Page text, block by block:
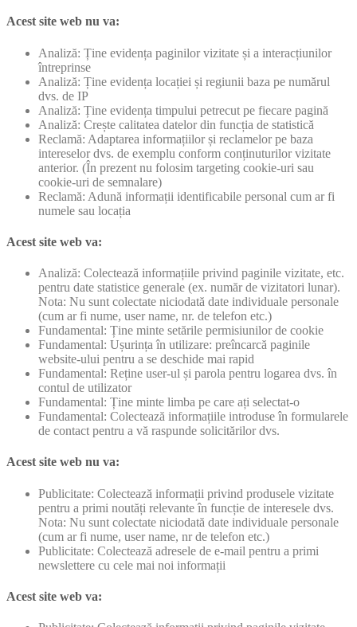
Acest site web nu va:
Analiză: Ține evidența paginilor vizitate și a interacțiunilor
întreprinse
Analiză: Ține evidența locației și regiunii baza pe numărul
dvs. de IP
Analiză: Ține evidența timpului petrecut pe fiecare pagină
Analiză: Crește calitatea datelor din funcția de statistică
Reclamă: Adaptarea informațiilor și reclamelor pe baza
intereselor dvs. de exemplu conform conținuturilor vizitate
anterior. (În prezent nu folosim targeting cookie-uri sau
cookie-uri de semnalare)
Reclamă: Adună informații identificabile personal cum ar fi
numele sau locația
Acest site web va:
Analiză: Colectează informațiile privind paginile vizitate, etc.
pentru date statistice generale (ex. număr de vizitatori lunar).
Nota: Nu sunt colectate niciodată date individuale personale
(cum ar fi nume, user name, nr. de telefon etc.)
Fundamental: Ține minte setările permisiunilor de cookie
Fundamental: Ușurința în utilizare: preîncarcă paginile
website-ului pentru a se deschide mai rapid
Fundamental: Reține user-ul și parola pentru logarea dvs. în
contul de utilizator
Fundamental: Ține minte limba pe care ați selectat-o
Fundamental: Colectează informațiile introduse în formularele
de contact pentru a vă raspunde solicitărilor dvs.
Acest site web nu va:
Publicitate: Colectează informații privind produsele vizitate
pentru a primi noutăți relevante în funcție de interesele dvs.
Nota: Nu sunt colectate niciodată date individuale personale
(cum ar fi nume, user name, nr de telefon etc.)
Publicitate: Colectează adresele de e-mail pentru a primi
newslettere cu cele mai noi informații
Acest site web va: